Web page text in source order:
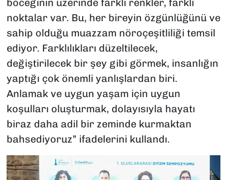
böceğinin üzerinde farklı renkler, farklı
noktalar var. Bu, her bireyin özgünlüğünü ve
sahip olduğu muazzam nöroçeşitliliği temsil
ediyor. Farklılıkları düzeltilecek,
değiştirilecek bir şey gibi görmek, insanlığın
yaptığı çok önemli yanlışlardan biri.
Anlamak ve uygun yaşam için uygun
koşulları oluşturmak, dolayısıyla hayatı
biraz daha adil bir zeminde kurmaktan
bahsediyoruz” ifadelerini kullandı.